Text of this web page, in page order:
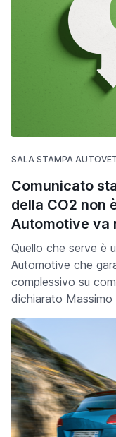
SALA STAMPA
Comunicato
della CO2 non
Automotive va
Quello che serve è
Automotive che
complessivo su
dichiarato Massimo